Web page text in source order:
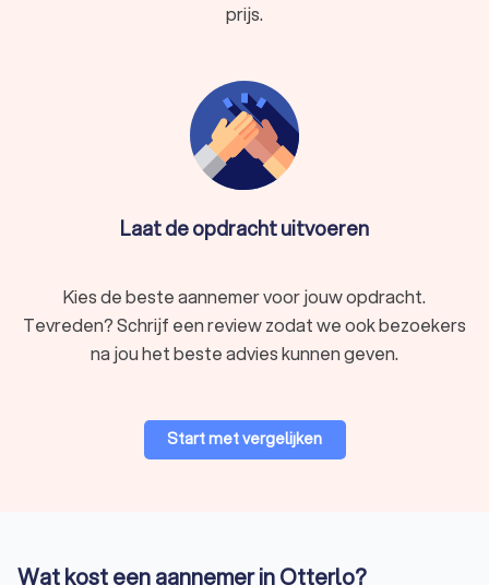
prijs.
Laat de opdracht uitvoeren
Kies de beste aannemer voor jouw opdracht.
Tevreden? Schrijf een review zodat we ook bezoekers
na jou het beste advies kunnen geven.
Start met vergelijken
Wat kost een aannemer in Otterlo?